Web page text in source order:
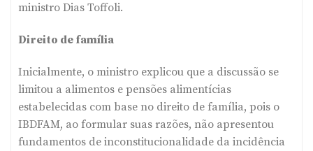
ministro Dias Toffoli.
Direito de família
Inicialmente, o ministro explicou que a discussão se
limitou a alimentos e pensões alimentícias
estabelecidas com base no direito de família, pois o
IBDFAM, ao formular suas razões, não apresentou
fundamentos de inconstitucionalidade da incidência